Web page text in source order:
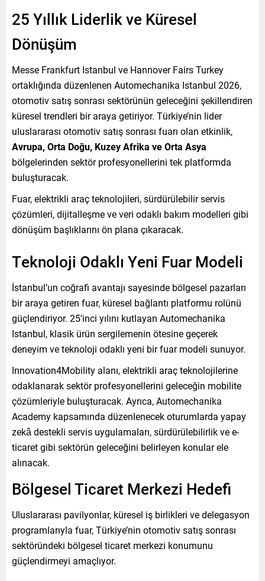
25 Yıllık Liderlik ve Küresel
Dönüşüm
Messe Frankfurt Istanbul ve Hannover Fairs Turkey
ortaklığında düzenlenen Automechanika Istanbul 2026,
otomotiv satış sonrası sektörünün geleceğini şekillendiren
küresel trendleri bir araya getiriyor. Türkiye’nin lider
uluslararası otomotiv satış sonrası fuarı olan etkinlik,
Avrupa, Orta Doğu, Kuzey Afrika ve Orta Asya
bölgelerinden sektör profesyonellerini tek platformda
buluşturacak.
Fuar, elektrikli araç teknolojileri, sürdürülebilir servis
çözümleri, dijitalleşme ve veri odaklı bakım modelleri gibi
dönüşüm başlıklarını ön plana çıkaracak.
Teknoloji Odaklı Yeni Fuar Modeli
İstanbul’un coğrafi avantajı sayesinde bölgesel pazarları
bir araya getiren fuar, küresel bağlantı platformu rolünü
güçlendiriyor. 25’inci yılını kutlayan Automechanika
Istanbul, klasik ürün sergilemenin ötesine geçerek
deneyim ve teknoloji odaklı yeni bir fuar modeli sunuyor.
Innovation4Mobility alanı, elektrikli araç teknolojilerine
odaklanarak sektör profesyonellerini geleceğin mobilite
çözümleriyle buluşturacak. Ayrıca, Automechanika
Academy kapsamında düzenlenecek oturumlarda yapay
zekâ destekli servis uygulamaları, sürdürülebilirlik ve e-
ticaret gibi sektörün geleceğini belirleyen konular ele
alınacak.
Bölgesel Ticaret Merkezi Hedefi
Uluslararası pavilyonlar, küresel iş birlikleri ve delegasyon
programlarıyla fuar, Türkiye’nin otomotiv satış sonrası
sektöründeki bölgesel ticaret merkezi konumunu
güçlendirmeyi amaçlıyor.